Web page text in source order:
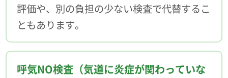
評価や、別の負担の少ない検査で代替するこ
ともあります。
呼気NO検査（気道に炎症が関わっていな